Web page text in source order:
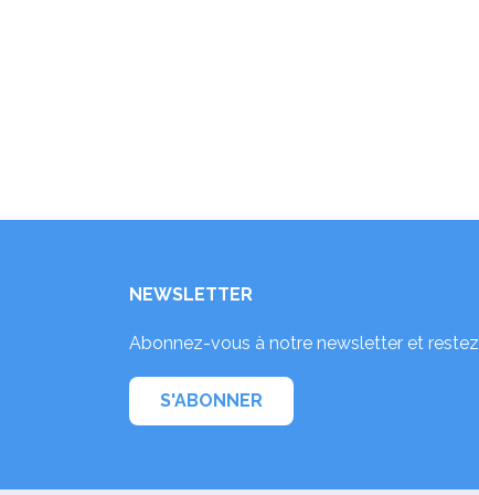
NEWSLETTER
Abonnez-vous à notre newsletter et
S'ABONNER